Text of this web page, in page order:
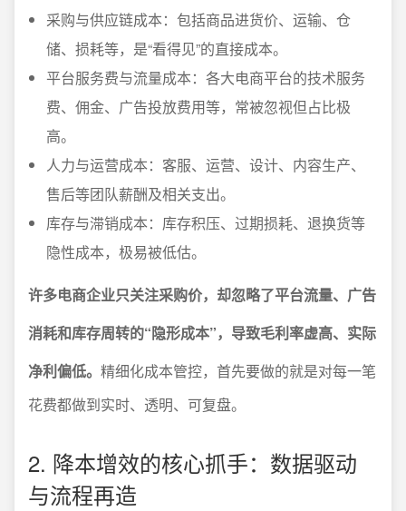
采购与供应链成本：包括商品进货价、运输、仓
储、损耗等，是“看得见”的直接成本。
平台服务费与流量成本：各大电商平台的技术服务
费、佣金、广告投放费用等，常被忽视但占比极
高。
人力与运营成本：客服、运营、设计、内容生产、
售后等团队薪酬及相关支出。
库存与滞销成本：库存积压、过期损耗、退换货等
隐性成本，极易被低估。
许多电商企业只关注采购价，却忽略了平台流量、广告
消耗和库存周转的“隐形成本”，导致毛利率虚高、实际
净利偏低。 精细化成本管控，首先要做的就是对每一笔
花费都做到实时、透明、可复盘。
2. 降本增效的核心抓手：数据驱动
与流程再造